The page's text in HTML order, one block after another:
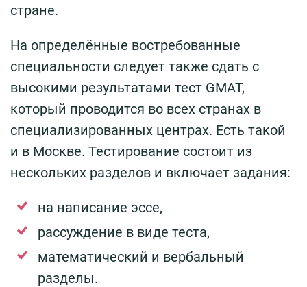
стране.
На определённые востребованные
специальности следует также сдать с
высокими результатами тест GMAT,
который проводится во всех странах в
специализированных центрах. Есть такой
и в Москве. Тестирование состоит из
нескольких разделов и включает задания:
на написание эссе,
рассуждение в виде теста,
математический и вербальный
разделы.